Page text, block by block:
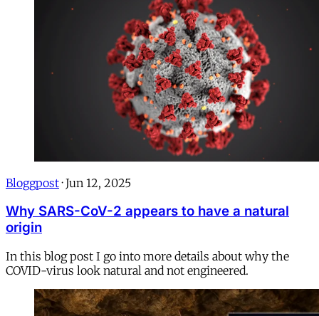
Bloggpost · Jun 12, 2025
Why SARS-CoV-2 appears to have a natural
origin
In this blog post I go into more details about why the
COVID-virus look natural and not engineered.